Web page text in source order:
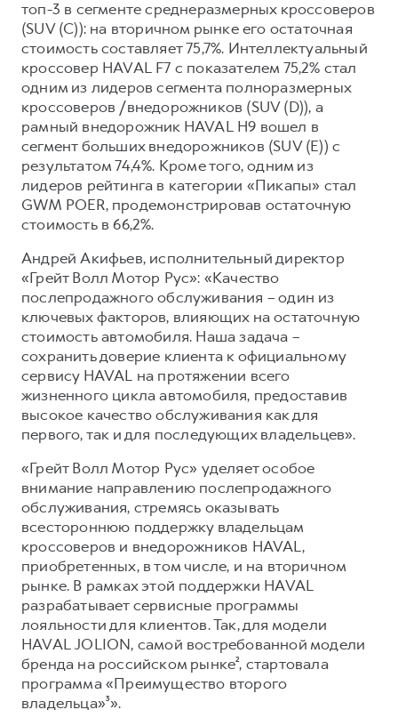
Система управления автопарком
Сервис для корпоративных клиентов
HAVAL Лизинг
АКСЕССУАРЫ HAVAL
Автомобильные аксессуары
Коллекция CITY
Коллекция Базовая
Коллекция Детская
Подписки
АКСЕССУАРЫ HAVAL
Автомобильные аксессуары
Коллекция CITY
Коллекция Базовая
Коллекция Детская
топ-3 в сегменте среднеразмерных кроссоверов
(SUV (C)): на вторичном рынке его остаточная
стоимость составляет 75,7%. Интеллектуальный
кроссовер HAVAL F7 с показателем 75,2% стал
одним из лидеров сегмента полноразмерных
кроссоверов /внедорожников (SUV (D)), а
рамный внедорожник HAVAL H9 вошел в
сегмент больших внедорожников (SUV (E)) с
результатом 74,4%. Кроме того, одним из
лидеров рейтинга в категории «Пикапы» стал
GWM POER, продемонстрировав остаточную
стоимость в 66,2%.
Андрей Акифьев, исполнительный директор
«Грейт Волл Мотор Рус»: «Качество
послепродажного обслуживания – один из
ключевых факторов, влияющих на остаточную
стоимость автомобиля. Наша задача –
сохранить доверие клиента к официальному
сервису HAVAL на протяжении всего
жизненного цикла автомобиля, предоставив
высокое качество обслуживания как для
первого, так и для последующих владельцев».
«Грейт Волл Мотор Рус» уделяет особое
внимание направлению послепродажного
обслуживания, стремясь оказывать
всестороннюю поддержку владельцам
кроссоверов и внедорожников HAVAL,
приобретенных, в том числе, и на вторичном
рынке. В рамках этой поддержки HAVAL
разрабатывает сервисные программы
лояльности для клиентов. Так, для модели
HAVAL JOLION, самой востребованной модели
бренда на российском рынке², стартовала
программа «Преимущество второго
владельца»³».